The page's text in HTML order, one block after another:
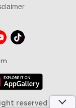
reserved